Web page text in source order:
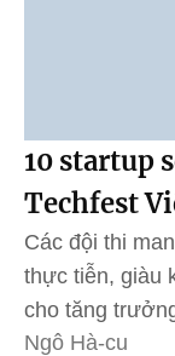
10 startup
Techfest
Các đội thi
thực tiễn, giàu
cho tăng
Ngô Hà-cu